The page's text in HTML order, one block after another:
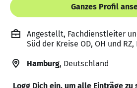
Ganzes Profil
Angestellt, Fachdienstleiter
Süd der Kreise OD, OH und
Hamburg, Deutschland
Logg Dich ein, um alle Einträge zu